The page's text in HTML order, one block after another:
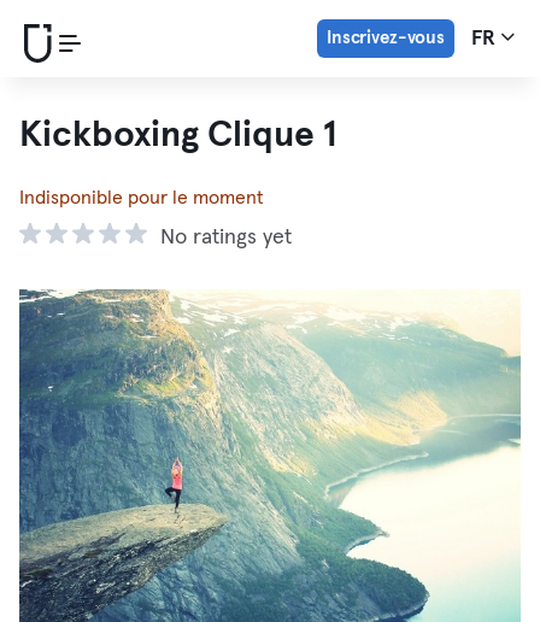
Inscrivez-vous FR
Kickboxing Clique 1
Indisponible pour le moment
No ratings yet